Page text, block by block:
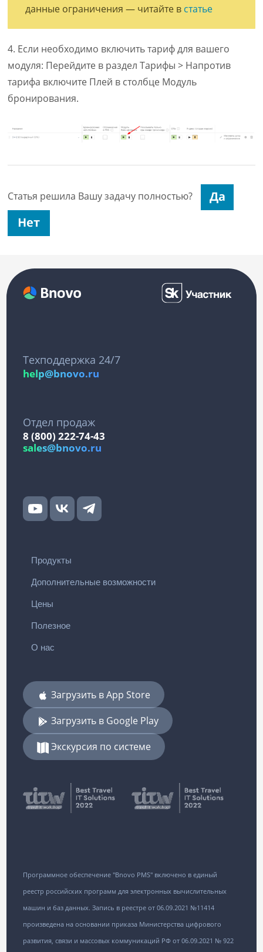
данные ограничения — читайте в статье
4. Если необходимо включить тариф для вашего
модуля: Перейдите в раздел Тарифы > Напротив
тарифа включите Плей в столбце Модуль
бронирования.
Статья решила Вашу задачу полностью?
Техподдержка 24/7
help@bnovo.ru
Отдел продаж
8 (800) 222-74-43
sales@bnovo.ru
Продукты
Дополнительные возможности
Цены
Полезное
О нас
Загрузить в App Store
Загрузить в Google Play
Экскурсия по системе
Программное обеспечение "Bnovo PMS" включено в единый
реестр российских программ для электронных вычислительных
машин и баз данных. Запись в реестре от 06.09.2021 №11414
произведена на основании приказа Министерства цифрового
развития, связи и массовых коммуникаций РФ от 06.09.2021 № 922